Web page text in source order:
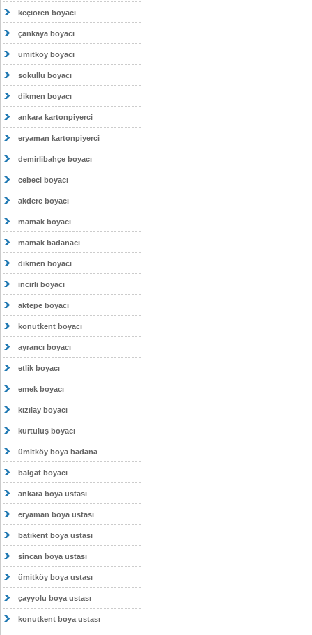
keçiören boyacı
çankaya boyacı
ümitköy boyacı
sokullu boyacı
dikmen boyacı
ankara kartonpiyerci
eryaman kartonpiyerci
demirlibahçe boyacı
cebeci boyacı
akdere boyacı
mamak boyacı
mamak badanacı
dikmen boyacı
incirli boyacı
aktepe boyacı
konutkent boyacı
ayrancı boyacı
etlik boyacı
emek boyacı
kızılay boyacı
kurtuluş boyacı
ümitköy boya badana
balgat boyacı
ankara boya ustası
eryaman boya ustası
batıkent boya ustası
sincan boya ustası
ümitköy boya ustası
çayyolu boya ustası
konutkent boya ustası